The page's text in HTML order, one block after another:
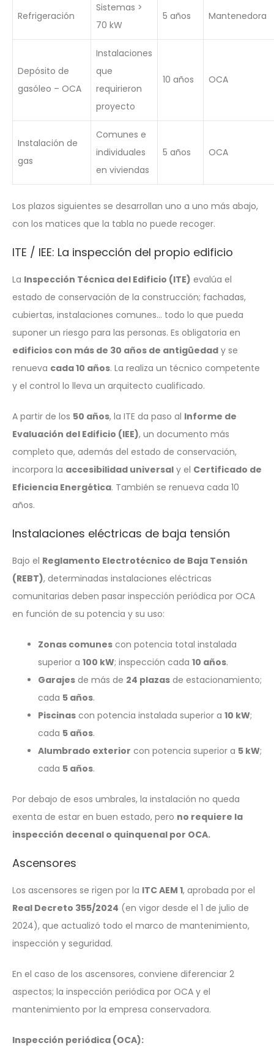
Refrigeración
Sistemas >
70 kW
5 años Mantenedora
Depósito de
gasóleo – OCA
Instalaciones
que
requirieron
proyecto
10 años OCA
Instalación de
gas
Comunes e
individuales
en viviendas
5 años OCA
Los plazos siguientes se desarrollan uno a uno más abajo,
con los matices que la tabla no puede recoger.
ITE / IEE: La inspección del propio edificio
La Inspección Técnica del Edificio (ITE) evalúa el
estado de conservación de la construcción; fachadas,
cubiertas, instalaciones comunes… todo lo que pueda
suponer un riesgo para las personas. Es obligatoria en
edificios con más de 30 años de antigüedad y se
renueva cada 10 años. La realiza un técnico competente
y el control lo lleva un arquitecto cualificado.
A partir de los 50 años, la ITE da paso al Informe de
Evaluación del Edificio (IEE), un documento más
completo que, además del estado de conservación,
incorpora la accesibilidad universal y el Certificado de
Eficiencia Energética. También se renueva cada 10
años.
Instalaciones eléctricas de baja tensión
Bajo el Reglamento Electrotécnico de Baja Tensión
(REBT), determinadas instalaciones eléctricas
comunitarias deben pasar inspección periódica por OCA
en función de su potencia y su uso:
Zonas comunes con potencia total instalada
superior a 100 kW; inspección cada 10 años.
Garajes de más de 24 plazas de estacionamiento;
cada 5 años.
Piscinas con potencia instalada superior a 10 kW;
cada 5 años.
Alumbrado exterior con potencia superior a 5 kW;
cada 5 años.
Por debajo de esos umbrales, la instalación no queda
exenta de estar en buen estado, pero no requiere la
inspección decenal o quinquenal por OCA.
Ascensores
Los ascensores se rigen por la ITC AEM 1, aprobada por el
Real Decreto 355/2024 (en vigor desde el 1 de julio de
2024), que actualizó todo el marco de mantenimiento,
inspección y seguridad.
En el caso de los ascensores, conviene diferenciar 2
aspectos; la inspección periódica por OCA y el
mantenimiento por la empresa conservadora.
Inspección periódica (OCA):